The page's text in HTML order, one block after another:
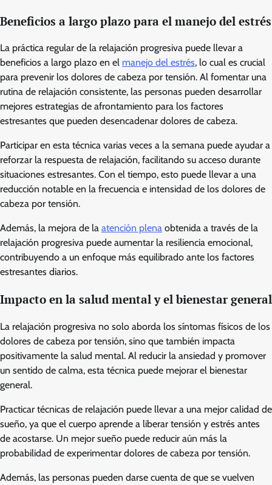
Beneficios a largo plazo para el manejo del estrés
La práctica regular de la relajación progresiva puede llevar a
beneficios a largo plazo en el manejo del estrés, lo cual es crucial
para prevenir los dolores de cabeza por tensión. Al fomentar una
rutina de relajación consistente, las personas pueden desarrollar
mejores estrategias de afrontamiento para los factores
estresantes que pueden desencadenar dolores de cabeza.
Participar en esta técnica varias veces a la semana puede ayudar a
reforzar la respuesta de relajación, facilitando su acceso durante
situaciones estresantes. Con el tiempo, esto puede llevar a una
reducción notable en la frecuencia e intensidad de los dolores de
cabeza por tensión.
Además, la mejora de la atención plena obtenida a través de la
relajación progresiva puede aumentar la resiliencia emocional,
contribuyendo a un enfoque más equilibrado ante los factores
estresantes diarios.
Impacto en la salud mental y el bienestar general
La relajación progresiva no solo aborda los síntomas físicos de los
dolores de cabeza por tensión, sino que también impacta
positivamente la salud mental. Al reducir la ansiedad y promover
un sentido de calma, esta técnica puede mejorar el bienestar
general.
Practicar técnicas de relajación puede llevar a una mejor calidad de
sueño, ya que el cuerpo aprende a liberar tensión y estrés antes
de acostarse. Un mejor sueño puede reducir aún más la
probabilidad de experimentar dolores de cabeza por tensión.
Además, las personas pueden darse cuenta de que se vuelven